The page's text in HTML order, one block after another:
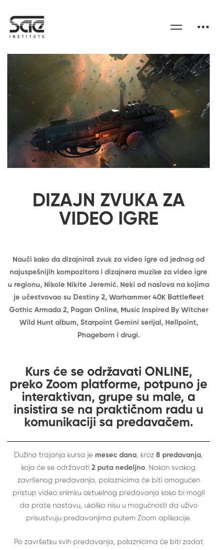
DIZAJN ZVUKA ZA
VIDEO IGRE
Nauči kako da dizajniraš zvuk za video igre od jednog od
najuspešnijih kompozitora i dizajnera muzike za video igre
u regionu, Nikole Nikite Jeremić. Neki od naslova na kojima
je učestvovao su Destiny 2, Warhammer 40K Battlefleet
Gothic Armada 2, Pagan Online, Music Inspired By Witcher
Wild Hunt album, Starpoint Gemini serijal, Hellpoint,
Phageborn i drugi.
Kurs će se održavati ONLINE,
preko Zoom platforme, potpuno je
interaktivan, grupe su male, a
insistira se na praktičnom radu u
komunikaciji sa predavačem.
Dužina trajanja kursa je mesec dana, kroz 8 predavanja,
koja će se održavati 2 puta nedeljno. Nakon svakog
završenog predavanja, polaznicima će biti omogućen
pristup video snimku aktuelnog predavanja kako bi mogli
da prate nastavu, ukoliko nisu u mogućnosti da uživo
prisustvuju predavanjima putem Zoom aplikacije.
Po završetku svih predavanja, polaznicima će biti zadat